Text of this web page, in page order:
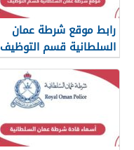
رابط موقع شرطة عمان
السلطانية قسم التوظيف